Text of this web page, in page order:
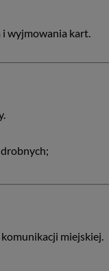
i wyjmowania kart.
miejskiej.